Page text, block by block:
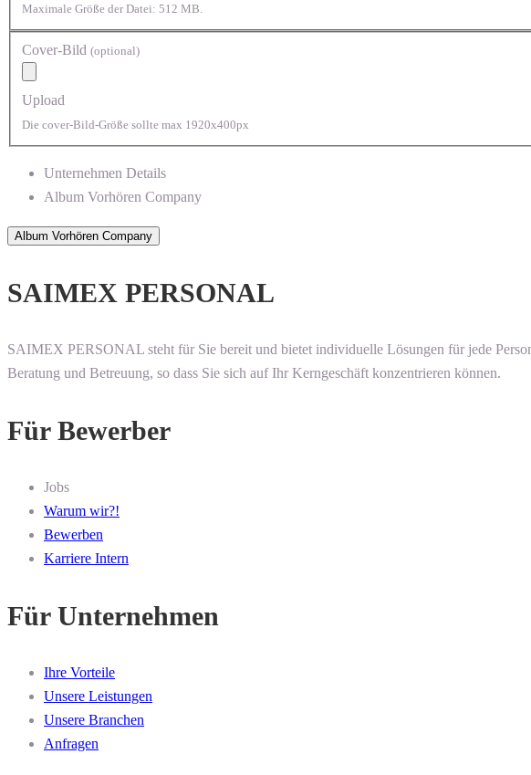
Maximale Größe der Datei: 512 MB.
Cover-Bild (optional)
Upload
Die cover-Bild-Größe sollte max 1920x400px
Unternehmen Details
Album Vorhören Company
SAIMEX PERSONAL
SAIMEX PERSONAL steht für Sie bereit und bietet individuelle Lösungen für jede
Beratung und Betreuung, so dass Sie sich auf Ihr Kerngeschäft konzentrieren können.
Für Bewerber
Jobs
Warum wir?!
Bewerben
Karriere Intern
Für Unternehmen
Ihre Vorteile
Unsere Leistungen
Unsere Branchen
Anfragen